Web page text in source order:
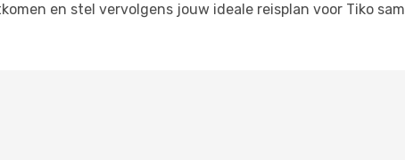
en stel vervolgens jouw ideale reisplan voor Tiko